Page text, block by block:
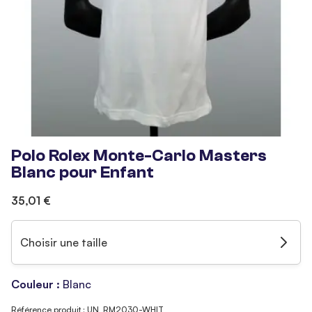
Polo Rolex Monte-Carlo Masters
Blanc pour Enfant
35,01 €
Choisir une taille
Couleur : Blanc
Référence produit : UN_RM2030-WHIT